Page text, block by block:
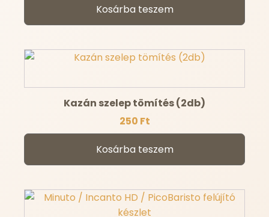
Kosárba teszem
Kazán szelep tömítés (2db)
250 Ft
Kosárba teszem